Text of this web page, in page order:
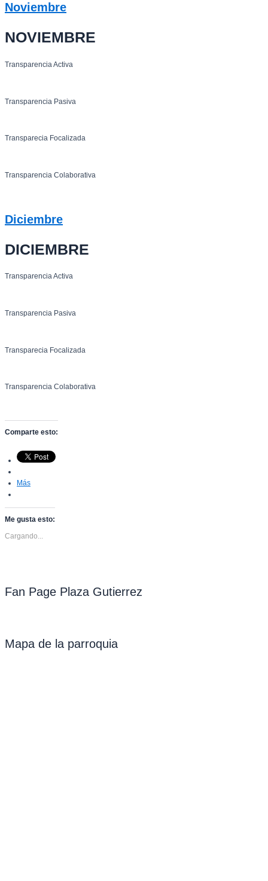
Noviembre
NOVIEMBRE
Transparencia Activa
Transparencia Pasiva
Transparecia Focalizada
Transparencia Colaborativa
Diciembre
DICIEMBRE
Transparencia Activa
Transparencia Pasiva
Transparecia Focalizada
Transparencia Colaborativa
Comparte esto:
Más
Me gusta esto:
Cargando...
Fan Page Plaza Gutierrez
Mapa de la parroquia